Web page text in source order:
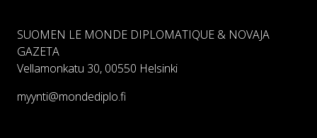
SUOMEN LE MONDE DIPLOMATIQUE & NOVAJA
GAZETA
Vellamonkatu 30, 00550 Helsinki
myynti@mondediplo.fi